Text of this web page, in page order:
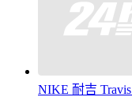
NIKE 耐吉